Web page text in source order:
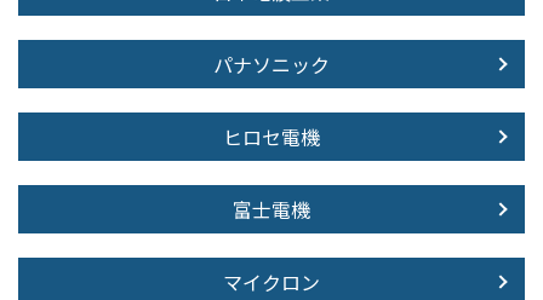
パナソニック
ヒロセ電機
富士電機
マイクロン